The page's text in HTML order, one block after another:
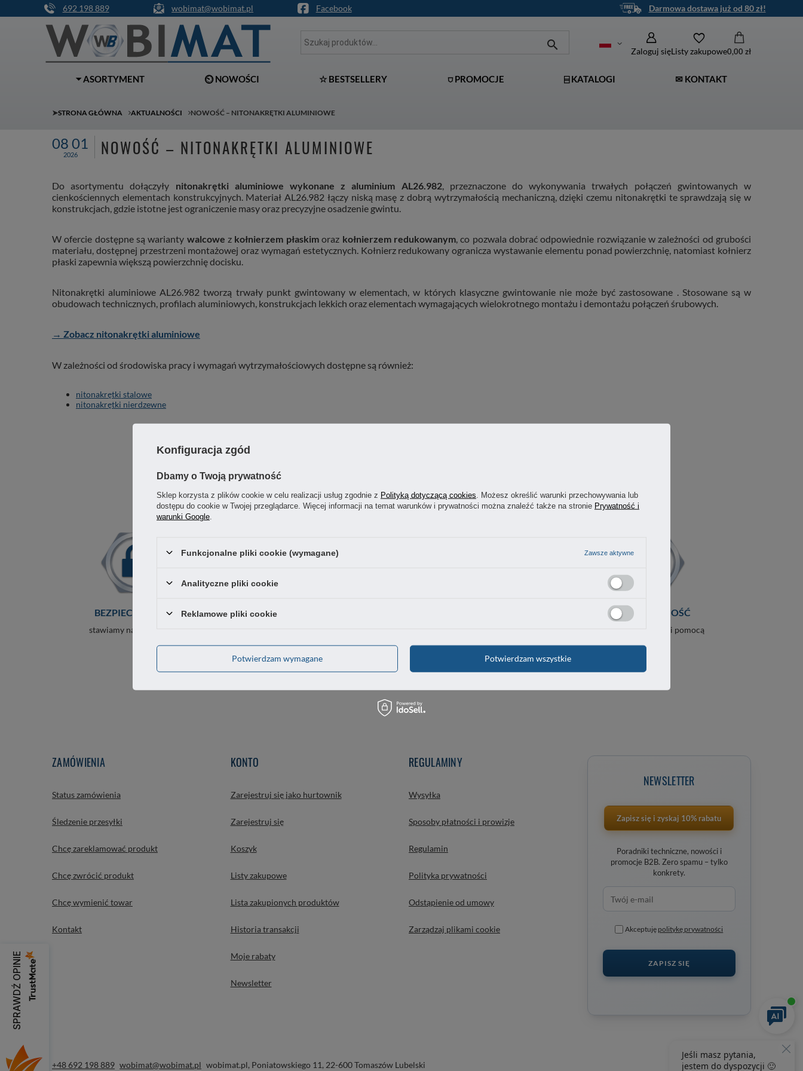
692 198 889 wobimat@wobimat.pl Facebook Darmowa dostawa już od 80 zł!
Zaloguj sięListy zakupowe0,00 zł
⏷ ASORTYMENT ⏲ NOWOŚCI ☆ BESTSELLERY ⛉ PROMOCJE ⌸ KATALOGI ✉ KONTAKT
➤STRONA GŁÓWNA AKTUALNOŚCI NOWOŚĆ – NITONAKRĘTKI ALUMINIOWE
08 01
2026 NOWOŚĆ – NITONAKRĘTKI ALUMINIOWE
Do asortymentu dołączyły nitonakrętki aluminiowe wykonane z aluminium AL26.982, przeznaczone do wykonywania trwałych połączeń gwintowanych w
cienkościennych elementach konstrukcyjnych. Materiał AL26.982 łączy niską masę z dobrą wytrzymałością mechaniczną, dzięki czemu nitonakrętki te sprawdzają się w
konstrukcjach, gdzie istotne jest ograniczenie masy oraz precyzyjne osadzenie gwintu.
W ofercie dostępne są warianty walcowe z kołnierzem płaskimoraz kołnierzem redukowanym, co pozwala dobrać odpowiednie rozwiązanie w zależności od grubości
materiału, dostępnej przestrzeni montażowej oraz wymagań estetycznych. Kołnierz redukowany ogranicza wystawanie elementu ponad powierzchnię, natomiast kołnierz
płaski zapewnia większą powierzchnię docisku.
Nitonakrętki aluminiowe AL26.982 tworzą trwały punkt gwintowany w elementach, w których klasyczne gwintowanie nie może być zastosowane . Stosowane są w
obudowach technicznych, profilach aluminiowych, konstrukcjach lekkich oraz elementach wymagających wielokrotnego montażu i demontażu połączeń śrubowych.
→ Zobacz nitonakrętki aluminiowe
W zależności od środowiska pracy i wymagań wytrzymałościowych dostępne są również:
nitonakrętki stalowe
nitonakrętki nierdzewne
STANDARD WSPÓŁPRACY WOBIMAT
BEZPIECZEŃSTWO
stawiamy na przejrzystość
OSZCZĘDNOŚĆ DYSPOZYCYJNOŚĆ
zawsze służymy radą i pomocą
ZAMÓWIENIA
Status zamówienia
Śledzenie przesyłki
Chcę zareklamować produkt
Chcę zwrócić produkt
Chcę wymienić towar
Kontakt
KONTO
Zarejestruj się jako hurtownik
Zarejestruj się
Koszyk
Listy zakupowe
Lista zakupionych produktów
Historia transakcji
Moje rabaty
Newsletter
REGULAMINY
Wysyłka
Sposoby płatności i prowizje
Regulamin
Polityka prywatności
Odstąpienie od umowy
Zarządzaj plikami cookie
NEWSLETTER
Zapisz się i zyskaj 10% rabatu
Poradniki techniczne, nowości i
promocje B2B. Zero spamu – tylko
konkrety.
Akceptuję politykę prywatności
ZAPISZ SIĘ
+48 692 198 889 wobimat@wobimat.pl wobimat.pl, Poniatowskiego 11, 22-600Tomaszów Lubelski
SPRAWDŹ OPINIE
Konfiguracja zgód
Dbamy o Twoją prywatność
Sklep korzysta z plików cookie w celu realizacji usług zgodnie z Polityką dotyczącą cookies . Możesz określić warunki przechowywania lub
dostępu do cookie w Twojej przeglądarce. Więcej informacji na temat warunków i prywatności można znaleźć także na stronie Prywatność i
warunki Google
Funkcjonalne pliki cookie (wymagane) Zawsze aktywne
Analityczne pliki cookie
Reklamowe pliki cookie
Potwierdzam wymagane Potwierdzam wszystkie